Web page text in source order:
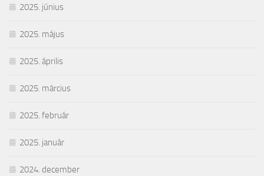
2025. június
2025. május
2025. április
2025. március
2025. február
2025. január
2024. december